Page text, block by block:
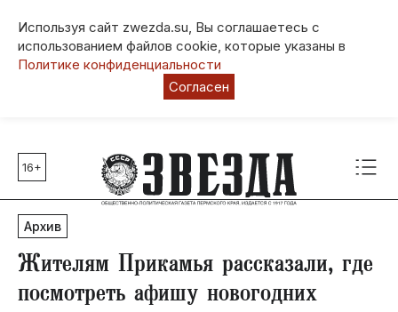
Используя сайт zwezda.su, Вы соглашаетесь с
использованием файлов cookie, которые указаны в
Политике конфиденциальности
Согласен
Главные темы
80 лет Победы
Молодежная столица РФ
СВО
Выборы в Пермском крае
16+
Архив
Жителям Прикамья рассказали, где
посмотреть афишу новогодних